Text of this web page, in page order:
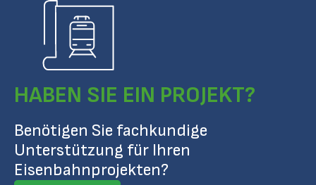
HABEN SIE EIN PROJEKT?
Benötigen Sie fachkundige
Unterstützung für Ihren
Eisenbahnprojekten?